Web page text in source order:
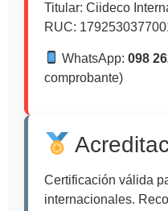
Titular: Ciideco
RUC:
WhatsApp:098
comprobante)
Certificación válida
internacionales.